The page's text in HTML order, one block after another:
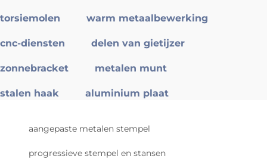
torsiemolen warm metaalbewerking
cnc-diensten delen van gietijzer
zonnebracket metalen munt
stalen haak aluminium plaat
aangepaste metalen stempel
progressieve stempel en stansen